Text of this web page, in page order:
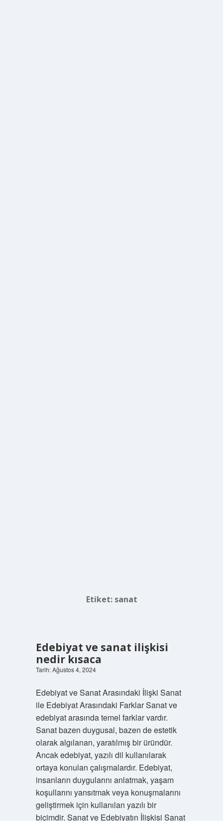
Etiket: sanat
Edebiyat ve sanat ilişkisi
nedir kısaca
Tarih: Ağustos 4, 2024
Edebiyat ve Sanat Arasındaki İlişki Sanat
ile Edebiyat Arasındaki Farklar Sanat ve
edebiyat arasında temel farklar vardır.
Sanat bazen duygusal, bazen de estetik
olarak algılanan, yaratılmış bir üründür.
Ancak edebiyat, yazılı dil kullanılarak
ortaya konulan çalışmalardır. Edebiyat,
insanların duygularını anlatmak, yaşam
koşullarını yansıtmak veya konuşmalarını
geliştirmek için kullanılan yazılı bir
biçimdir. Sanat ve Edebiyatın İlişkisi Sanat